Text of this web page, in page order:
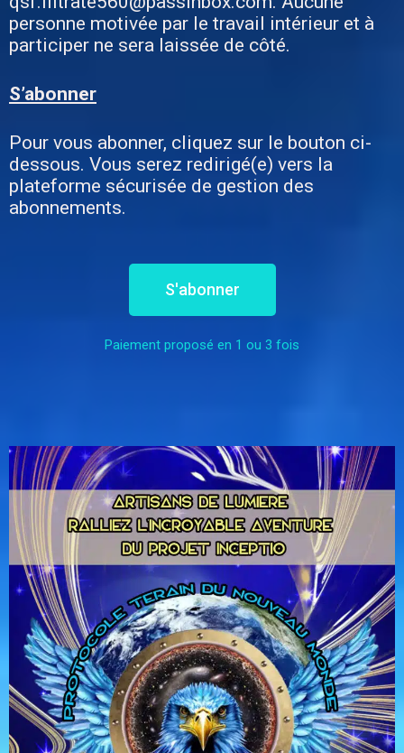
personne motivée par le travail intérieur et à
participer ne sera laissée de côté.
S’abonner
Pour vous abonner, cliquez sur le bouton ci-
dessous. Vous serez redirigé(e) vers la
plateforme sécurisée de gestion des
abonnements.
S'abonner
Paiement proposé en 1 ou 3 fois